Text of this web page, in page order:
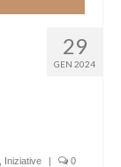
29
GEN 2024
Iniziative | 0